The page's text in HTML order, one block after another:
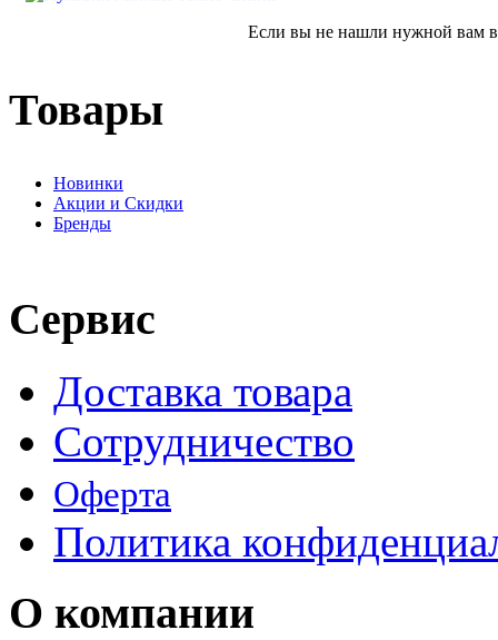
Если вы не нашли нужной вам
Товары
Новинки
Акции и Скидки
Бренды
Сервис
Доставка товара
Сотрудничество
Оферта
Политика
О компании